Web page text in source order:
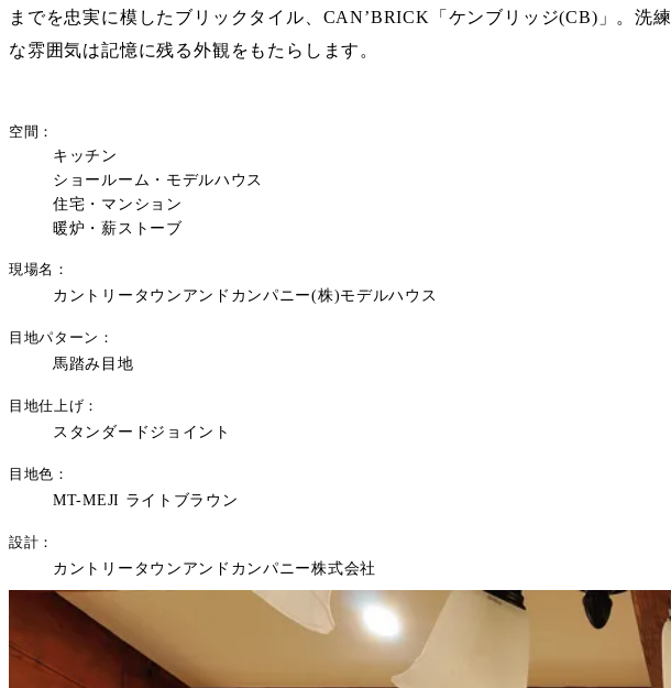
までを忠実に模したブリックタイル、CAN’BRICK「 ケンブリッジ(CB) 」。洗
な雰囲気は記憶に残る外観をもたらします。
空間
キッチン
ショールーム・モデルハウス
住宅・マンション
暖炉・薪ストーブ
現場名
カントリータウンアンドカンパニー(株)モデルハウス
目地パターン
馬踏み目地
目地仕上げ
スタンダードジョイント
目地色
MT-MEJI ライトブラウン
設計
カントリータウンアンドカンパニー株式会社